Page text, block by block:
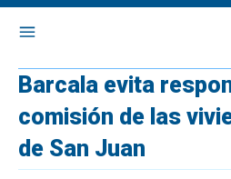
Barcala evita
comisión de las
de San Juan